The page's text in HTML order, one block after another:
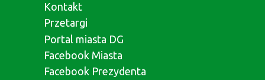
Kontakt
Przetargi
Portal miasta DG
Facebook Miasta
Facebook Prezydenta